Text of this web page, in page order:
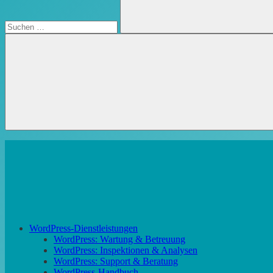
Suchen
WordPress-Dienstleistungen
WordPress: Wartung & Betreuung
WordPress: Inspektionen & Analysen
WordPress: Support & Beratung